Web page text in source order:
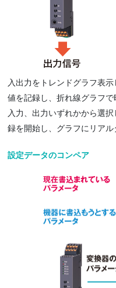
入出力をトレンドグラフ表
値を記録し、折れ線グラフ
入力、出力いずれかから選
録を開始し、グラフにリアル
設定データのコンペア